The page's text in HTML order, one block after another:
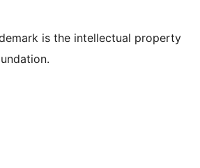
is the intellectual property